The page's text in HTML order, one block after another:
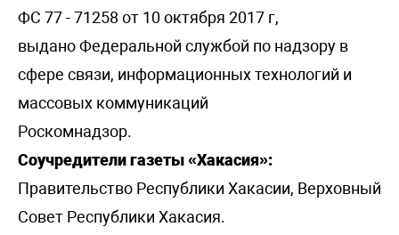
ФС 77 - 71258 от 10 октября 2017 г,
выдано Федеральной службой по надзору в
сфере связи, информационных технологий и
массовых коммуникаций
Роскомнадзор.
Соучредители газеты «Хакасия»:
Правительство Республики Хакасии, Верховный
Совет Республики Хакасия.